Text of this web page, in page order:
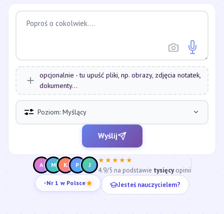
opcjonalnie - tu upuść pliki, np. obrazy, zdjęcia notatek,
dokumenty...
Poziom: Myślący
Wyślij
A M K P J
★★★★★
4.9/5 na podstawie tysięcyopinii
Nr 1 w Polsce Jesteś nauczycielem?